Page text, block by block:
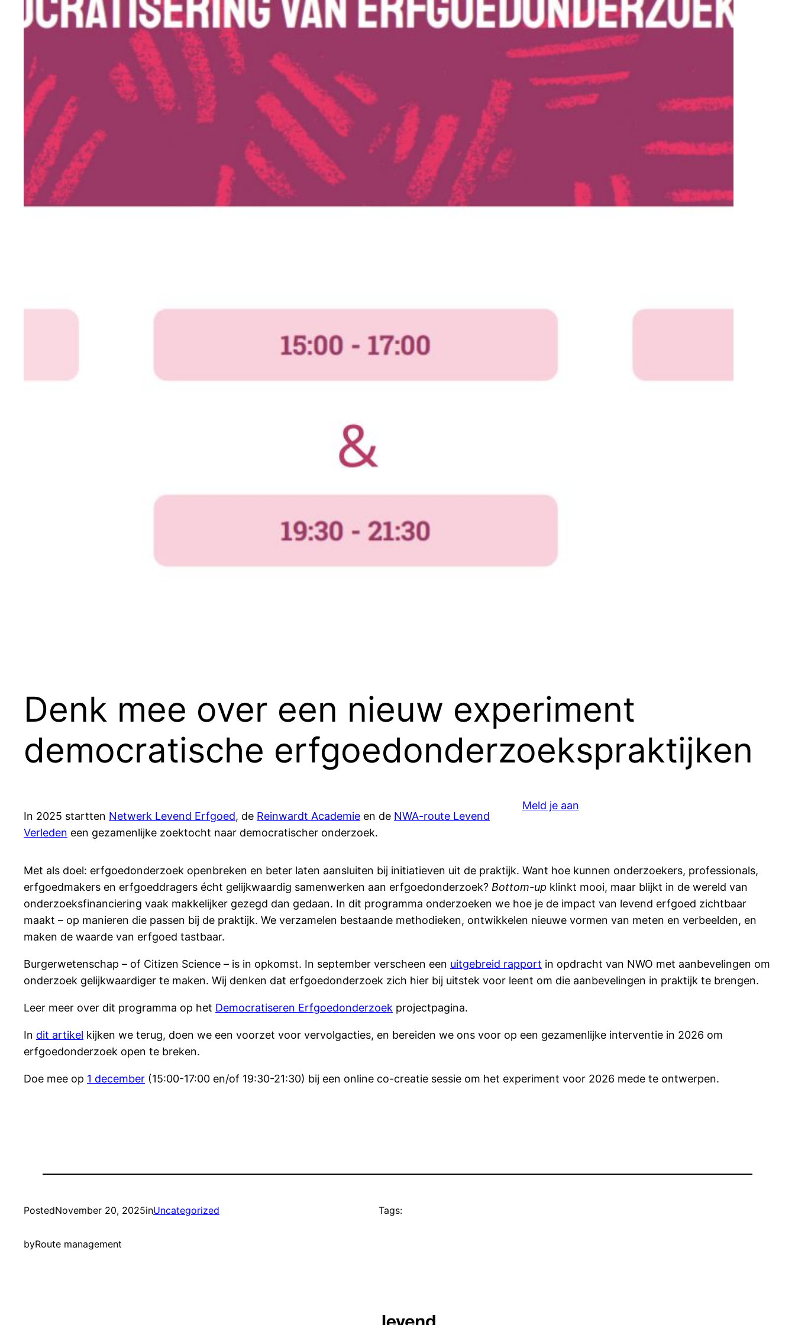
Denk mee over een nieuw experiment
democratische erfgoedonderzoekspraktijken
In 2025 startten Netwerk Levend Erfgoed, de Reinwardt Academie en de NWA-route Levend
Verleden een gezamenlijke zoektocht naar democratischer onderzoek.
Meld je aan
Met als doel: erfgoedonderzoek openbreken en beter laten aansluiten bij initiatieven uit de praktijk. Want hoe kunnen onderzoekers, professionals,
erfgoedmakers en erfgoeddragers écht gelijkwaardig samenwerken aan erfgoedonderzoek? Bottom-up klinkt mooi, maar blijkt in de wereld van
onderzoeksfinanciering vaak makkelijker gezegd dan gedaan. In dit programma onderzoeken we hoe je de impact van levend erfgoed zichtbaar
maakt – op manieren die passen bij de praktijk. We verzamelen bestaande methodieken, ontwikkelen nieuwe vormen van meten en verbeelden, en
maken de waarde van erfgoed tastbaar.
Burgerwetenschap – of Citizen Science – is in opkomst. In september verscheen een uitgebreid rapport in opdracht van NWO met aanbevelingen om
onderzoek gelijkwaardiger te maken. Wij denken dat erfgoedonderzoek zich hier bij uitstek voor leent om die aanbevelingen in praktijk te brengen.
Leer meer over dit programma op het Democratiseren Erfgoedonderzoek projectpagina.
In dit artikel kijken we terug, doen we een voorzet voor vervolgacties, en bereiden we ons voor op een gezamenlijke interventie in 2026 om
erfgoedonderzoek open te breken.
Doe mee op 1 december (15:00-17:00 en/of 19:30-21:30) bij een online co-creatie sessie om het experiment voor 2026 mede te ontwerpen.
PostedNovember 20, 2025inUncategorized
byRoute management
Tags: